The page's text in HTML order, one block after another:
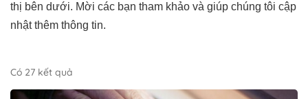
thị bên dưới. Mời các bạn tham khảo và giúp chúng tôi cập
nhật thêm thông tin.
Có 27 kết quả